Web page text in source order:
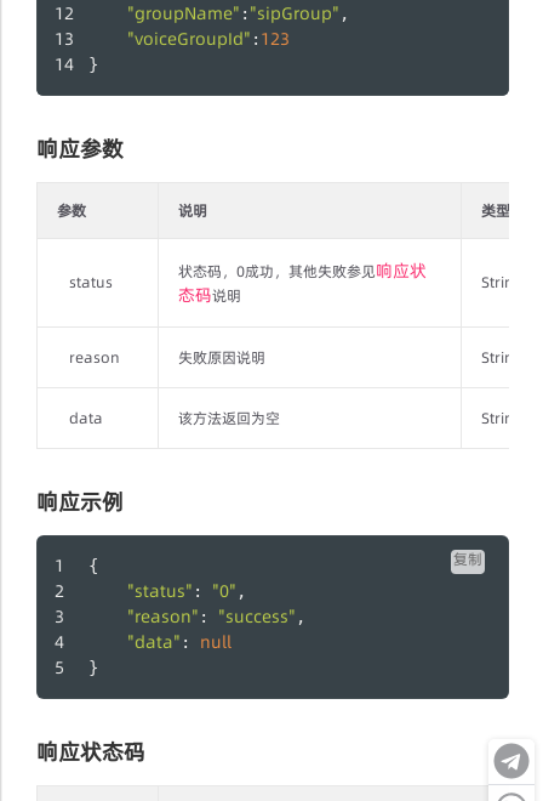
"groupName" : "sipGroup" ,
"voiceGroupId" : 123
}
响应参数
参数 说明 类型
status
状态码，0成功，其他失败参见响应状
态码说明
String
reason 失败原因说明 String
data 该方法返回为空 String
响应示例
复制
{
"status" : "0" ,
"reason" : "success" ,
"data" : null
}
响应状态码